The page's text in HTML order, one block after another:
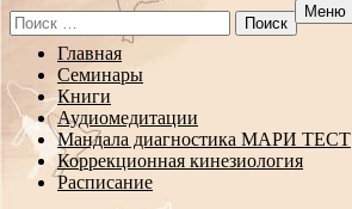
Search
for:
Меню
Перейти
содержанию
Главная
Семинары
Книги
Аудиомедитации
Мандала диагностика МАРИ ТЕСТ
Коррекционная кинезиология
Расписание